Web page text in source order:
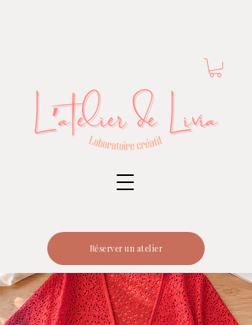
Réserver un atelier